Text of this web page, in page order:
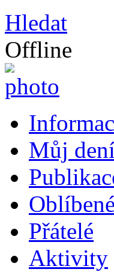
Hledat
Offline
Můj
Oblíbené
Přátelé
Aktivity